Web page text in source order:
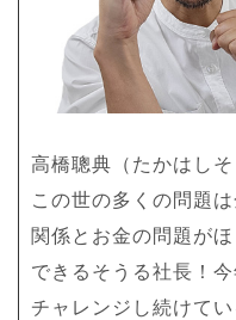
高橋聰典（たかはし
この世の多くの問題
関係とお金の問題が
できるそうる社長！
チャレンジし続けて